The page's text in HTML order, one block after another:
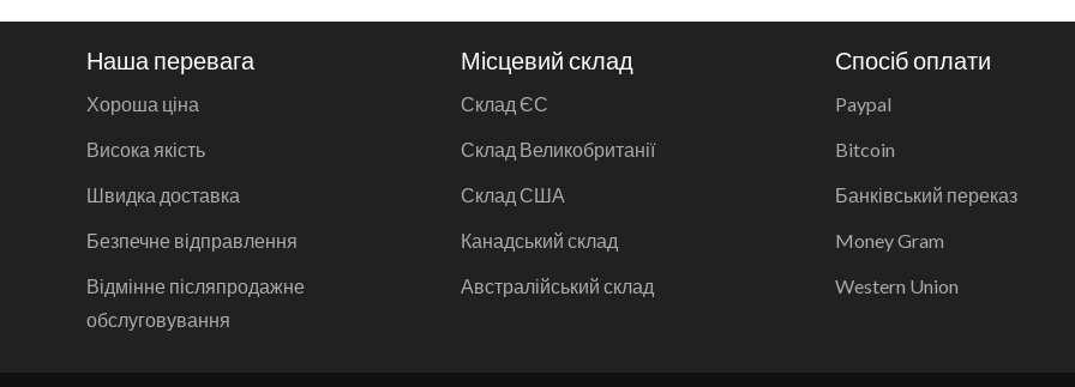
Наша перевага
Хороша ціна
Висока якість
Швидка доставка
Безпечне відправлення
Відмінне післяпродажне
обслуговування
Місцевий склад
Склад ЄС
Склад Великобританії
Склад США
Канадський склад
Австралійський склад
Спосіб оплати
Paypal
Bitcoin
Банківський переказ
Money Gram
Western Union